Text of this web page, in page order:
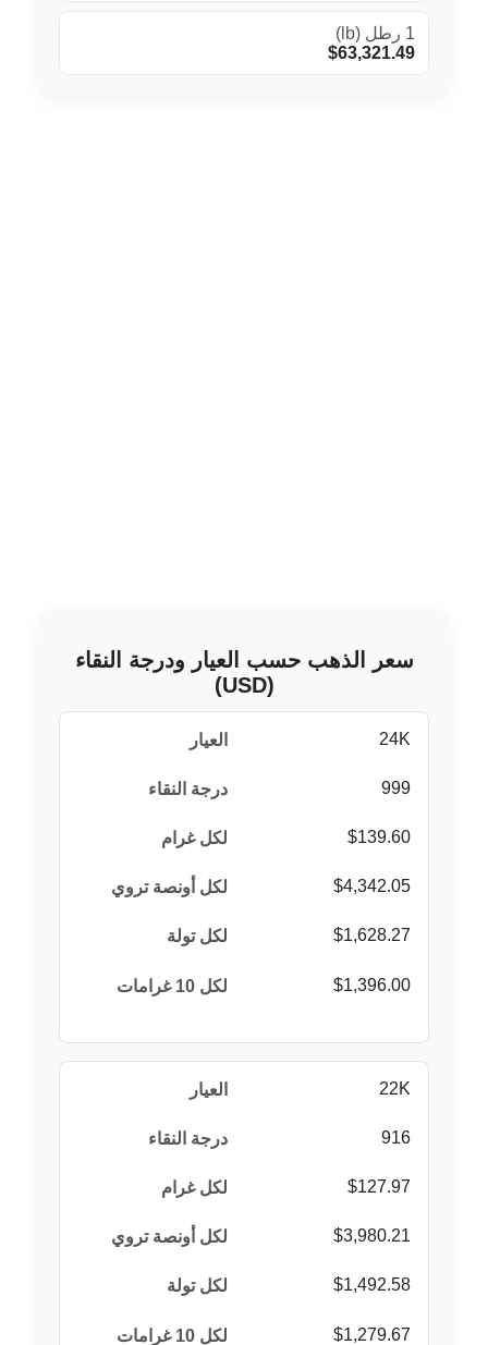
1 رطل (lb)
$63,321.49
سعر الذهب حسب العيار ودرجة النقاء
(USD)
24K
999
$139.60
$4,342.05
$1,628.27
$1,396.00
22K
916
$127.97
$3,980.21
$1,492.58
$1,279.67